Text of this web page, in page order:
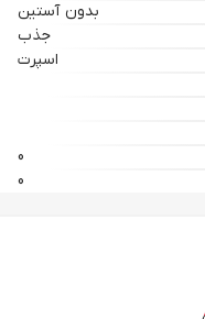
بدون آستین
جذب
اسپرت
0
0